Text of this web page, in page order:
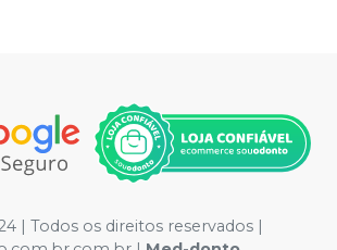
| Todos os direitos reservados |